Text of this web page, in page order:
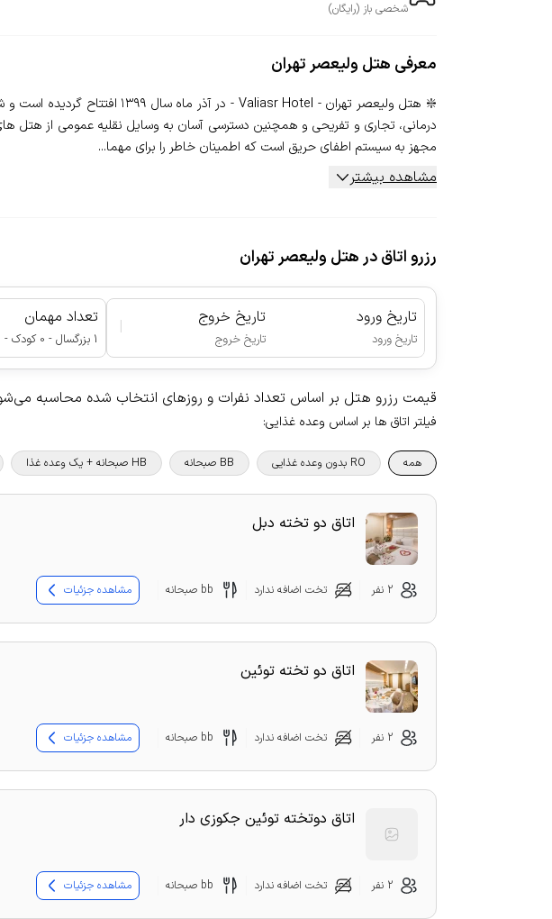
شخصی باز (رایگان)
معرفی هتل ولیعصر تهران
درمانی، تجاری و تفریحی و همچنین دسترسی آسان به وسایل نقلیه عمومی از هتل
مجهز به سیستم اطفای حریق است که اطمینان خاطر را برای مهما...
مشاهده بیشتر
رزرو اتاق در هتل ولیعصر تهران
تاریخ ورود
تاریخ ورود
تاریخ خروج
تاریخ خروج
| تعداد مهمان
1 بزرگسال - 0 کودک - 0 نوزاد
قیمت رزرو هتل بر اساس تعداد نفرات و روزهای انتخاب شده محاسبه
فیلتر اتاق ها بر اساس وعده غذایی:
همه RO بدون وعده غذایی BB صبحانه HB صبحانه + یک وعده غذا
اتاق دو تخته دبل
2 نفر تخت اضافه ندارد bb صبحانه مشاهده جزئیات
اتاق دو تخته توئین
2 نفر تخت اضافه ندارد bb صبحانه مشاهده جزئیات
اتاق دوتخته توئین جکوزی دار
2 نفر تخت اضافه ندارد bb صبحانه مشاهده جزئیات